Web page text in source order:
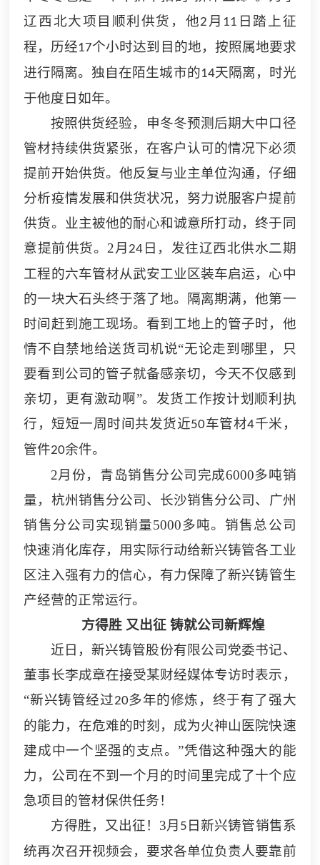
辽西北大项目顺利供货，他2 月 11 日踏上征
程，历经17个小时达到目的地，按照属地要求
进行隔离。独自在陌生城市的14天隔离，时光
于他度日如年。
按照供货经验，申冬冬预测后期大中口径
管材持续供货紧张，在客户认可的情况下必须
提前开始供货。他反复与业主单位沟通，仔细
分析疫情发展和供货状况，努力说服客户提前
供货。业主被他的耐心和诚意所打动，终于同
意提前供货。 2月 24 日，发往辽西北供水二期
工程的六车管材从武安工业区装车启运，心中
的一块大石头终于落了地。隔离期满，他第一
时间赶到施工现场。看到工地上的管子时，他
情不自禁地给送货司机说“无论走到哪里，只
要看到公司的管子就备感亲切，今天不仅感到
亲切，更有激动啊”。发货工作按计划顺利执
行，短短一周时间共发货近50车管材4千米，
管件20余件。
2月份，青岛销售分公司完成6000多吨销
量，杭州 销售分公司、长沙销售分公司、广州
销售分公司实现销量5000多吨。销售总公司
快速消化库存，用实际行动给新兴铸管各工业
区注入强有力的信心，有力保障了新兴铸管生
产经营的正常运行。
方得胜 又出征 铸就公司新辉煌
近日，新兴铸管股份有限公司党委书记、
董事长李成章在接受某财经媒体专访时表示，
“新兴铸管经过20多年的修炼，终于有了强大
的能力，在危难的时刻，成为火神山医院快速
建成中一个坚强的支点。”凭借这种强大的能
力，公司在不到一个月的时间里完成了十个应
急项目的管材保供任务！
方得胜，又出征！ 3月 5 日新兴铸管销售系
统再次召开视频会，要求各单位负责人要靠前